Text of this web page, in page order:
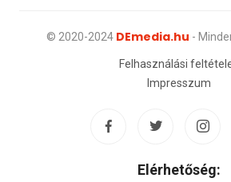
© 2020-2024 DEmedia.hu -
Felhasználási
Impresszum
Elérhetőség: